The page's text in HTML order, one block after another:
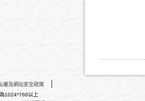
權及網站安全政策
1024*768以上